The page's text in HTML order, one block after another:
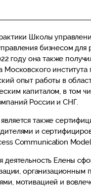
Школы
бизнесом для
году она также
института
опыт работы в
капиталом, в том
России и СНГ.
также
и
Communication
деятельность Елены
организационным
мотивацией и